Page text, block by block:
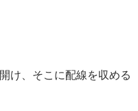
け、そこに配線を収める